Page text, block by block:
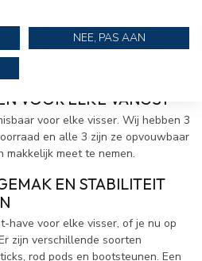
een vaststofmodel, afhankelijk van
en het comfort, vooral bij
VOOR ELKE VANGST
voor elke visser. Wij hebben 3
en alle 3 zijn ze opvouwbaar
makkelijk meet te nemen.
EN STABILITEIT
have voor elke visser, of je nu op
zijn verschillende soorten
rod pods en bootsteunen. Een
NEE, PAS AAN